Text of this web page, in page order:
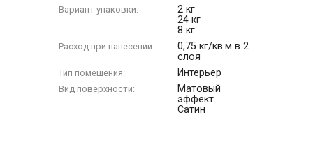
Вариант упаковки:
2 кг
24 кг
8 кг
Расход при нанесении:
0,75 кг/кв.м в 2
слоя
Тип помещения: Интерьер
Вид поверхности:
Матовый
эффект
Сатин